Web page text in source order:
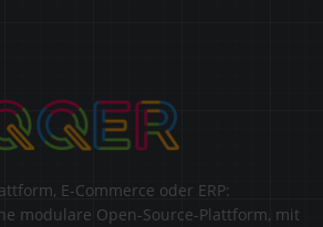
E-Commerce oder ERP:
modulare Open-Source-Plattform, mit